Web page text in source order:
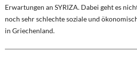
Erwartungen an SYRIZA. Dabei geht es
noch sehr schlechte soziale und
in Griechenland.